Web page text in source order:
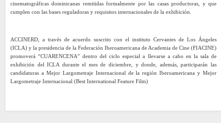
cinematográficas dominicanas remitidas formalmente por las casas productoras, y que
cumplen con las bases reguladoras y requisitos internacionales de la exhibición.
ACCINERD, a través de acuerdo suscrito con el instituto Cervantes de Los Ángeles
(ICLA) y la presidencia de la Federación Iberoamericana de Academia de Cine (FIACINE)
promoverá “CUARENCENA” dentro del ciclo especial a llevarse a cabo en la sala de
exhibición del ICLA durante el mes de diciembre, y donde, además, participarán las
candidaturas a Mejor Largometraje Internacional de la región Iberoamericana y Mejor
Largometraje Internacional (Best International Feature Film)